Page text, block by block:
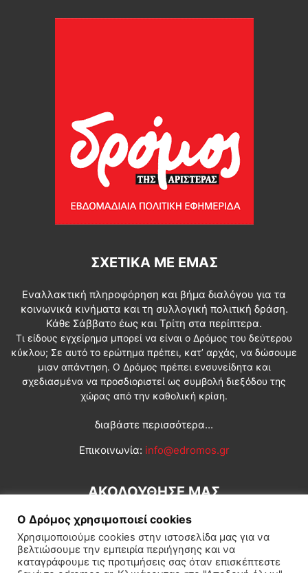
ΣΧΕΤΙΚΆ ΜΕ ΕΜΆΣ
Εναλλακτική πληροφόρηση και βήμα διαλόγου για τα
κοινωνικά κινήματα και τη συλλογική πολιτική δράση.
Κάθε Σάββατο έως και Τρίτη στα περίπτερα.
Τι είδους εγχείρημα μπορεί να είναι ο Δρόμος του δεύτερου
κύκλου; Σε αυτό το ερώτημα πρέπει, κατ’ αρχάς, να δώσουμε
μιαν απάντηση. Ο Δρόμος πρέπει ενσυνείδητα και
σχεδιασμένα να προσδιοριστεί ως συμβολή διεξόδου της
χώρας από την καθολική κρίση.
διαβάστε περισσότερα...
Επικοινωνία: info@edromos.gr
ΑΚΟΛΟΥΘΗΣΕ ΜΑΣ
Ο Δρόμος χρησιμοποιεί cookies
Χρησιμοποιούμε cookies στην ιστοσελίδα μας για να
βελτιώσουμε την εμπειρία περιήγησης και να
καταγράφουμε τις προτιμήσεις σας όταν επισκέπτεστε